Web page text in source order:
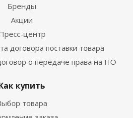
Бренды
Акции
центр
договора поставки товара
о передаче права на ПО
купить
товара